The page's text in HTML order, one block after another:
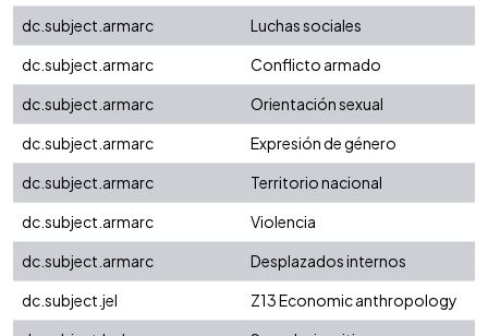
dc.subject.armarc
Luchas sociales
dc.subject.armarc
Conflicto armado
dc.subject.armarc
Orientación sexual
dc.subject.armarc
Expresión de género
dc.subject.armarc
Territorio nacional
dc.subject.armarc
Violencia
dc.subject.armarc
Desplazados internos
dc.subject.jel
Z13 Economic anthropology